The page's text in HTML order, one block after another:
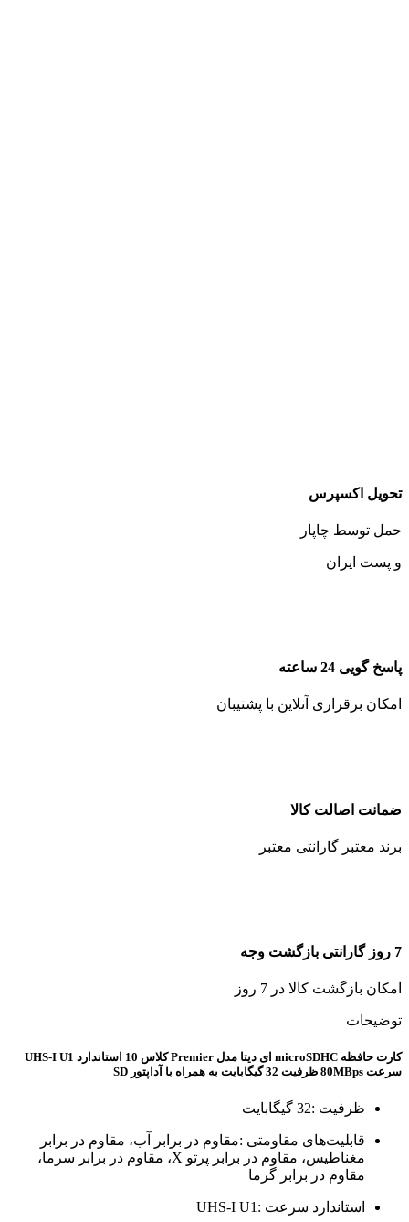
تحویل اکسپرس
حمل توسط چاپار
و پست ایران
پاسخ گویی 24 ساعته
امکان برقراری آنلاین با پشتیبان
ضمانت اصالت کالا
برند معتبر گارانتی معتبر
7 روز گارانتی بازگشت وجه
امکان بازگشت کالا در 7 روز
توضیحات
کارت حافظه‌ microSDHC ای دیتا مدل Premier کلاس 10 استاندارد UHS-I U1
سرعت 80MBps ظرفیت 32 گیگابایت به همراه با آداپتور SD
ظرفیت :32 گیگابایت
قابلیت‌های مقاومتی :مقاوم در برابر آب، مقاوم در برابر
مغناطیس، مقاوم در برابر پرتو X، مقاوم در برابر سرما،
مقاوم در برابر گرما
استاندارد سرعت :UHS-I U1